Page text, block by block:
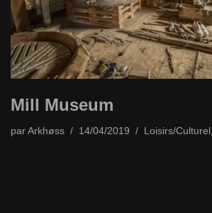
Mill Museum
par Arkhøss 14/04/2019 Loisirs/Culturel ,